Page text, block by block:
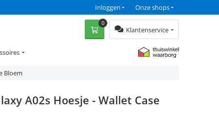
Onze shops
Inloggen
Klantenservice
0
Bloem
A02s Hoesje - Wallet Case